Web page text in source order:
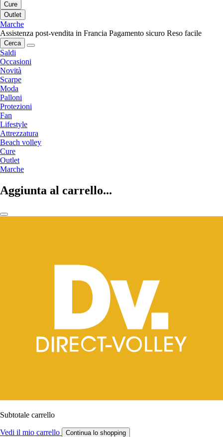
Cure
Outlet
Marche
Assistenza post-vendita in Francia Pagamento sicuro Reso facile
Cerca
Saldi
Occasioni
Novità
Scarpe
Moda
Palloni
Protezioni
Fan
Lifestyle
Attrezzatura
Beach volley
Cure
Outlet
Marche
Aggiunta al carrello...
Subtotale carrello
Vedi il mio carrello Continua lo shopping